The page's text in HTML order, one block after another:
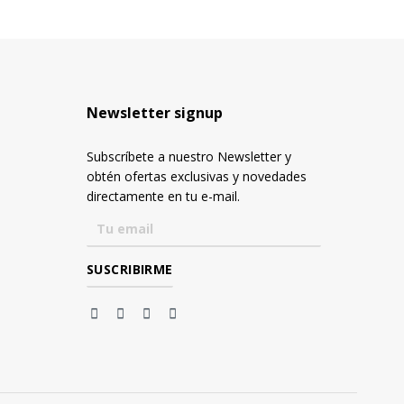
Newsletter signup
Subscríbete a nuestro Newsletter y
obtén ofertas exclusivas y novedades
directamente en tu e-mail.